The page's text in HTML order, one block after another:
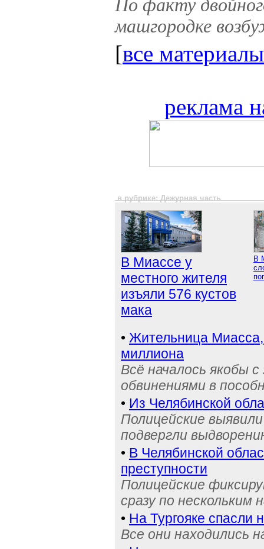
По факту
машгородке
[все
реклама
в рубрике: Дежурная часть
В Миассе у
местного жителя
изъяли 576 кустов
мака
В
• Жительница
миллиона
Всё началось якобы
обвинениями в
• Из Челябинской
Полицейские
подвергли
• В Челябинской
преступности
Полицейские
сразу по нескольким
• На Тургояке спасли
Все они находились